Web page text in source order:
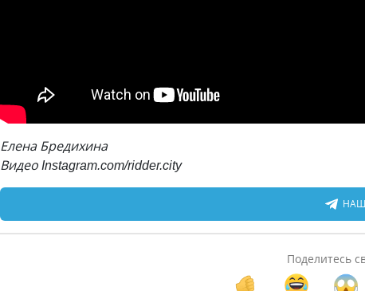
Елена Бредихина
Видео Instagram.com/ridder.city
НАШ
Поделитесь